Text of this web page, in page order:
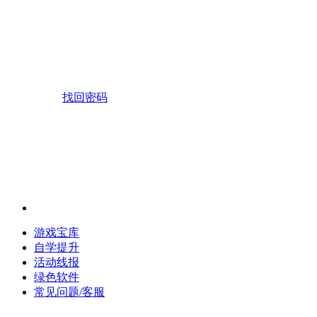
找回密码
游戏宝库
自学提升
活动线报
绿色软件
常见问题/客服